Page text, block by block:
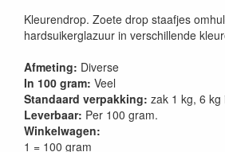
Kleurendrop. Zoete drop staafjes
hardsuikerglazuur in verschillende
Afmeting: Diverse
In 100 gram: Veel
Standaard verpakking: zak 1 kg, 6 kg
Leverbaar: Per 100 gram.
Winkelwagen:
1 = 100 gram